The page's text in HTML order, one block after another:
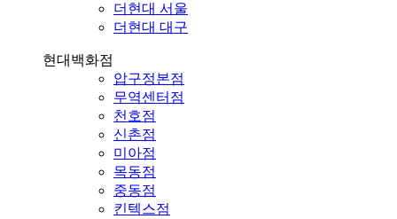
더현대 서울
더현대 대구
현대백화점
압구정본점
무역센터점
천호점
신촌점
미아점
목동점
중동점
킨텍스점